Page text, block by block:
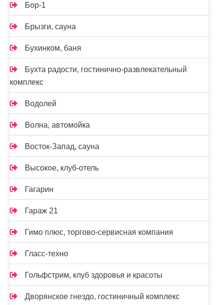
Бор-1
Брызги, сауна
Бухинком, баня
Бухта радости, гостинично-развлекательный
комплекс
Водолей
Волна, автомойка
Восток-Запад, сауна
Высокое, клуб-отель
Гагарин
Гараж 21
Гимо плюс, торгово-сервисная компания
Гласс-техно
Гольфстрим, клуб здоровья и красоты
Дворянское гнездо, гостиничный комплекс